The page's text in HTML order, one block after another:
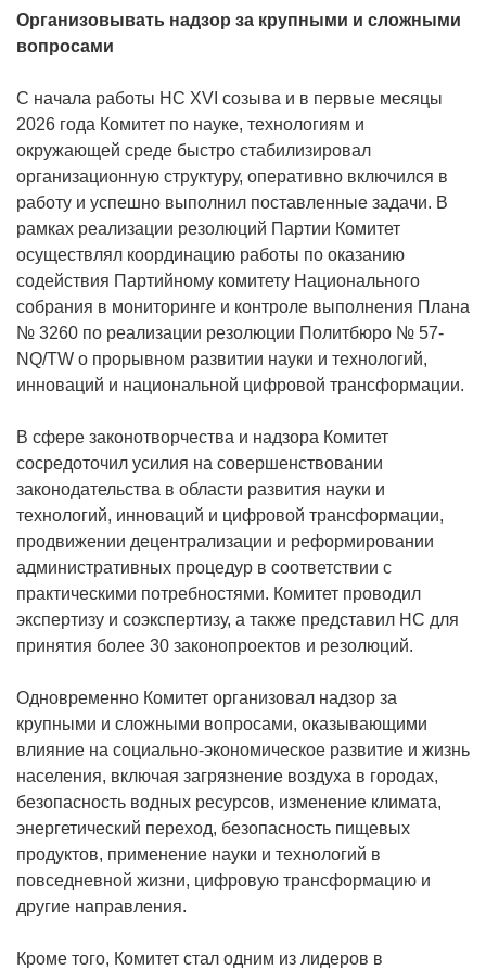
Организовывать надзор за крупными и сложными
вопросами
С начала работы НС XVI созыва и в первые месяцы
2026 года Комитет по науке, технологиям и
окружающей среде быстро стабилизировал
организационную структуру, оперативно включился в
работу и успешно выполнил поставленные задачи. В
рамках реализации резолюций Партии Комитет
осуществлял координацию работы по оказанию
содействия Партийному комитету Национального
собрания в мониторинге и контроле выполнения Плана
№ 3260 по реализации резолюции Политбюро № 57-
NQ/TW о прорывном развитии науки и технологий,
инноваций и национальной цифровой трансформации.
В сфере законотворчества и надзора Комитет
сосредоточил усилия на совершенствовании
законодательства в области развития науки и
технологий, инноваций и цифровой трансформации,
продвижении децентрализации и реформировании
административных процедур в соответствии с
практическими потребностями. Комитет проводил
экспертизу и соэкспертизу, а также представил НС для
принятия более 30 законопроектов и резолюций.
Одновременно Комитет организовал надзор за
крупными и сложными вопросами, оказывающими
влияние на социально-экономическое развитие и жизнь
населения, включая загрязнение воздуха в городах,
безопасность водных ресурсов, изменение климата,
энергетический переход, безопасность пищевых
продуктов, применение науки и технологий в
повседневной жизни, цифровую трансформацию и
другие направления.
Кроме того, Комитет стал одним из лидеров в